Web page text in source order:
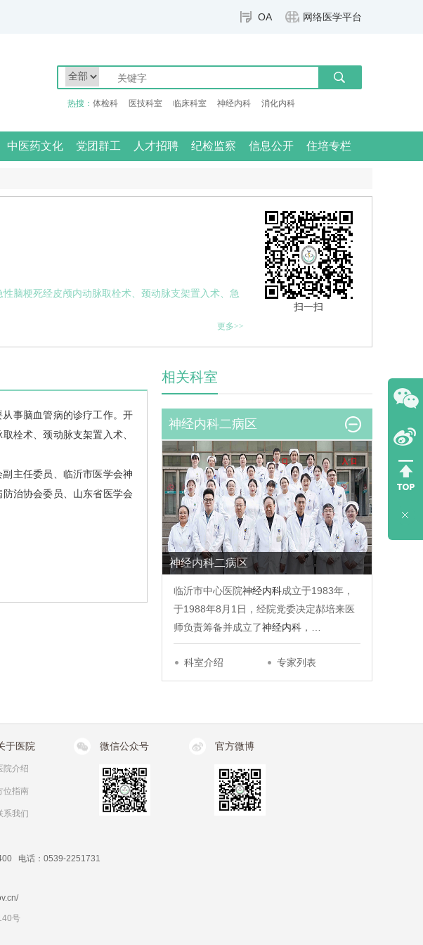
OA 网络医学平台
热搜： 体检科 医技科室 临床科室 神经内科 消化内科
中医药文化 党团群工 人才招聘 纪检监察 信息公开 住培专栏
脑梗死经皮颅内动脉取栓术、颈动脉支架置入术、急
更多>>
扫一扫
事脑血管病的诊疗工作。开
栓术、颈动脉支架置入术、
副主任委员、临沂市医学会神
治协会委员、山东省医学会
相关科室
神经内科二病区
神经内科二病区
临沂市中心医院神经内科成立于1983年，
于1988年8月1日，经院党委决定郝培来医
师负责筹备并成立了神经内科 ，…
科室介绍 专家列表
于医院
院介绍
位指南
系我们
微信公众号 官方微博
电话：0539-2251731
号